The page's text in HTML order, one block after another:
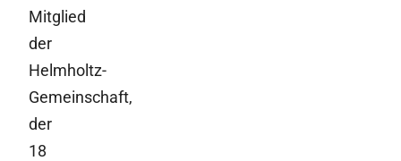
Mitglied
der
Helmholtz-
Gemeinschaft,
der
18